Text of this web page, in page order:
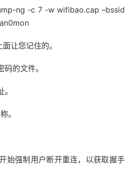
ng -c 7 -w wifibao.cap –bssid
让您记住的。
的文件。
。
始强制用户断开重连，以获取握手